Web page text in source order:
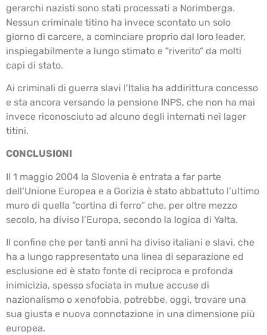
gerarchi nazisti sono stati processati a Norimberga.
Nessun criminale titino ha invece scontato un solo
giorno di carcere, a cominciare proprio dal loro leader,
inspiegabilmente a lungo stimato e “riverito” da molti
capi di stato.
Ai criminali di guerra slavi l’Italia ha addirittura concesso
e sta ancora versando la pensione INPS, che non ha mai
invece riconosciuto ad alcuno degli internati nei lager
titini.
CONCLUSIONI
Il 1 maggio 2004 la Slovenia è entrata a far parte
dell‘Unione Europea e a Gorizia è stato abbattuto l’ultimo
muro di quella “cortina di ferro“ che, per oltre mezzo
secolo, ha diviso l’Europa, secondo la logica di Yalta.
Il confine che per tanti anni ha diviso italiani e slavi, che
ha a lungo rappresentato una linea di separazione ed
esclusione ed è stato fonte di reciproca e profonda
inimicizia, spesso sfociata in mutue accuse di
nazionalismo o xenofobia, potrebbe, oggi, trovare una
sua giusta e nuova connotazione in una dimensione più
europea.